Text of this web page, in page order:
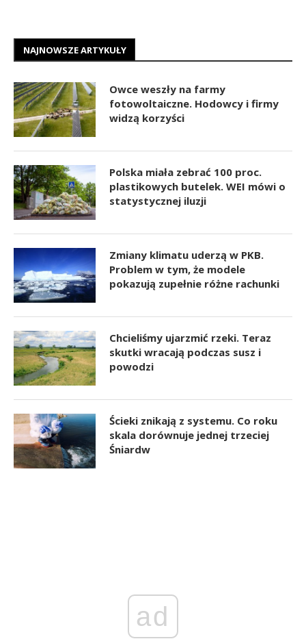
NAJNOWSZE ARTYKUŁY
Owce weszły na farmy
fotowoltaiczne. Hodowcy i firmy
widzą korzyści
Polska miała zebrać 100 proc.
plastikowych butelek. WEI mówi o
statystycznej iluzji
Zmiany klimatu uderzą w PKB.
Problem w tym, że modele
pokazują zupełnie różne rachunki
Chcieliśmy ujarzmić rzeki. Teraz
skutki wracają podczas susz i
powodzi
Ścieki znikają z systemu. Co roku
skala dorównuje jednej trzeciej
Śniardw
ad